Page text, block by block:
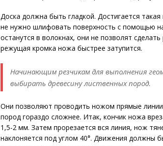
Доска должна быть гладкой. Достигается
не нужно шлифовать поверхность с помощью
останутся в волокнах, они не позволят
режущая кромка ножа быстрее затупится.
Начинающим резчикам для выполнения
выбирать древесину лиственных пород.
Они позволяют проводить ножом прямые
пород гораздо сложнее. Итак, кончик ножа
1,5-2 мм. Затем прорезается вся линия, нож
наклоняется под углом 40°. Движения должны